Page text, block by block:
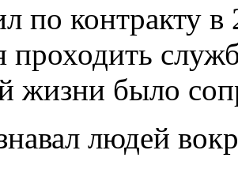
по контракту
проходить
жизни было
людей